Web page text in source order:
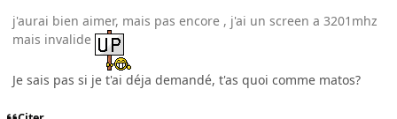
j'aurai bien aimer, mais pas encore , j'ai un screen a 3201mhz
mais invalide
Je sais pas si je t'ai déja demandé, t'as quoi comme matos?